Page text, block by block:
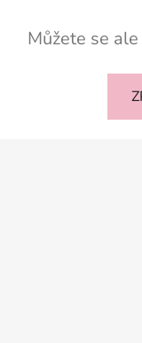
Můžete se